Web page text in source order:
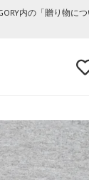
内の「贈り物に